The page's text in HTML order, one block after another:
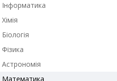
Інформатика
Хімія
Біологія
Фізика
Астрономія
Математика